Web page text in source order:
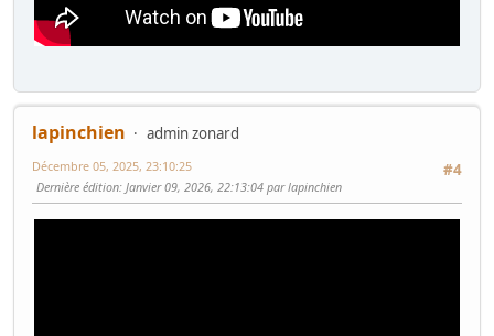
lapinchien
admin zonard
#4
Décembre 05, 2025, 23:10:25
Dernière édition: Janvier 09, 2026, 22:13:04 par lapinchien